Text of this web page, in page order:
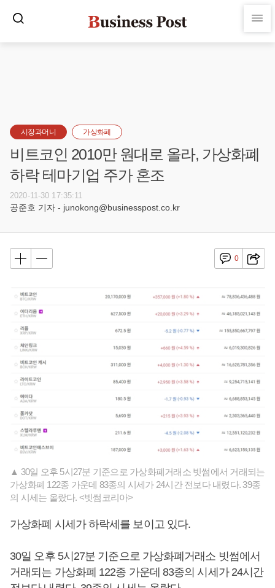
시장과머니 가상화폐
비트코인 2010만 원대로 올라, 가상화폐
하락 테마기업 주가 혼조
2020-11-30 17:35:11
공준호 기자 - junokong@businesspost.co.kr
0
▲ 30일 오후 5시27분 기준으로 가상화폐거래소 빗썸에서 거래되는
가상화폐 122종 가운데 83종의 시세가 24시간 전보다 내렸다. 39종
의 시세는 올랐다. <빗썸코리아>
가상화폐 시세가 하락세를 보이고 있다.
30일 오후 5시27분 기준으로 가상화폐거래소 빗썸에서
거래되는 가상화폐 122종 가운데 83종의 시세가 24시간